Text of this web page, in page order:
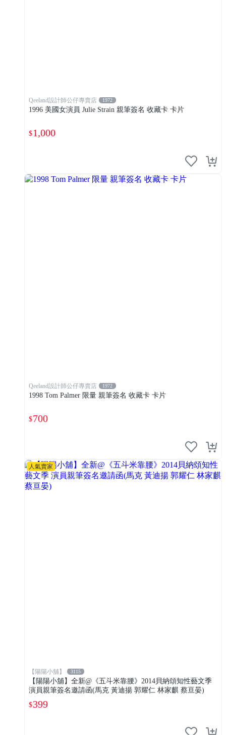
Qeeland設計師公仔專賣店 1972
1996 美國女演員 Julie Strain 親筆簽名 收藏卡 卡片
$1,000
Qeeland設計師公仔專賣店 1972
1998 Tom Palmer 限量 親筆簽名 收藏卡 卡片
$700
人氣賣家
【陽陽小舖】 3115
【陽陽小舖】全新@《五斗米靠腰》2014貝納頌知性藝文季
演員親筆簽名邀請函(馬克 黃迪揚 郭耀仁 林家麒 蔡亘晏)
$399